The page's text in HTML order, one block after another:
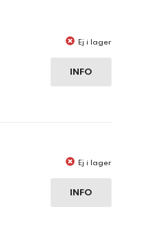
Ej i lager
INFO
Ej i lager
INFO